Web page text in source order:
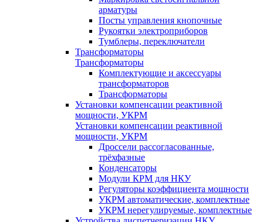
арматуры
Посты управления кнопочные
Рукоятки электроприборов
Тумблеры, переключатели
Трансформаторы
Трансформаторы
Комплектующие и аксессуары
трансформаторов
Трансформаторы
Установки компенсации реактивной
мощности, УКРМ
Установки компенсации реактивной
мощности, УКРМ
Дроссели рассогласованные,
трёхфазные
Конденсаторы
Модули КРМ для НКУ
Регуляторы коэффициента мощности
УКРМ автоматические, комплектные
УКРМ нерегулируемые, комплектные